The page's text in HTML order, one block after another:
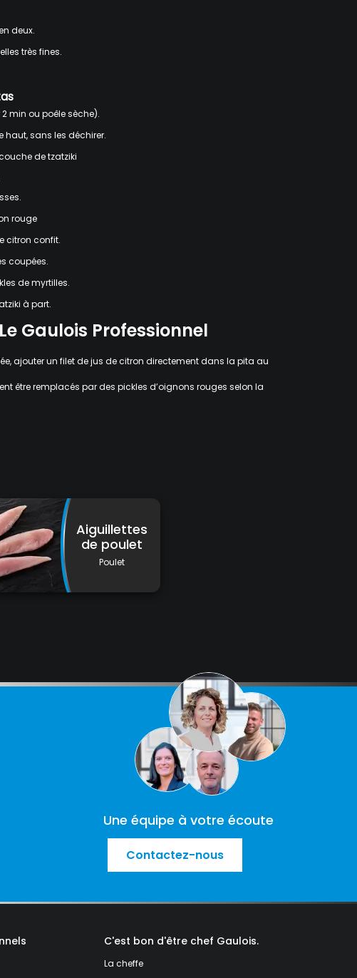
deux.
très fines.
min ou poêle sèche).
haut, sans les déchirer.
de tzatziki
rouge
citron confit.
coupées.
de myrtilles.
à part.
Gaulois Professionnel
ajouter un filet de jus de citron directement dans la pita au
être remplacés par des pickles d’oignons rouges selon la
Aiguillettes
de poulet
Poulet
Une équipe à votre écoute
Contactez-nous
C'est bon d'être chef Gaulois.
La cheffe